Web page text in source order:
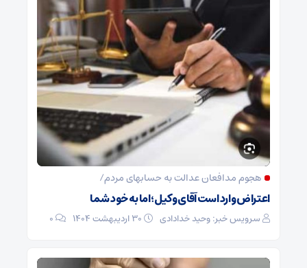
هجوم مدافعان عدالت به حسابهای مردم/
اعتراض وارد است آقای وکیل؛ اما به خود شما
سرویس خبر: وحید خدادادی 0